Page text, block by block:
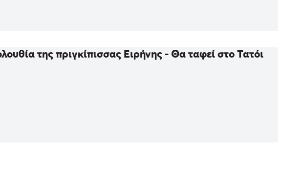
της πριγκίπισσας Ειρήνης - Θα ταφεί στο Τατόι